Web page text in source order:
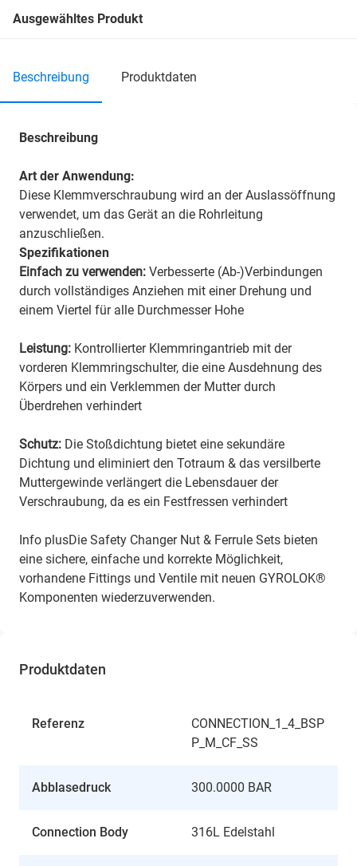
Ausgewähltes Produkt
beschreibung produktdaten
Beschreibung
Art der Anwendung:
Diese Klemmverschraubung wird an der Auslassöffnung
verwendet, um das Gerät an die Rohrleitung
anzuschließen.
Spezifikationen
Einfach zu verwenden: Verbesserte (Ab-)Verbindungen
durch vollständiges Anziehen mit einer Drehung und
einem Viertel für alle Durchmesser Hohe
Leistung: Kontrollierter Klemmringantrieb mit der
vorderen Klemmringschulter, die eine Ausdehnung des
Körpers und ein Verklemmen der Mutter durch
Überdrehen verhindert
Schutz: Die Stoßdichtung bietet eine sekundäre
Dichtung und eliminiert den Totraum & das versilberte
Muttergewinde verlängert die Lebensdauer der
Verschraubung, da es ein Festfressen verhindert
Info plusDie Safety Changer Nut & Ferrule Sets bieten
eine sichere, einfache und korrekte Möglichkeit,
vorhandene Fittings und Ventile mit neuen GYROLOK®
Komponenten wiederzuverwenden.
Produktdaten
Referenz
CONNECTION_1_4_BSP
P_M_CF_SS
Abblasedruck 300.0000 BAR
Connection Body 316L Edelstahl